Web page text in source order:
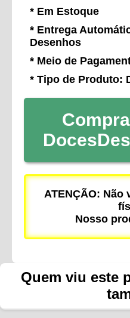
* Em Estoque
* Entrega
Desenhos
* Meio de
* Tipo de Produto:
ATENÇÃO: Não
Nosso
Quem viu este